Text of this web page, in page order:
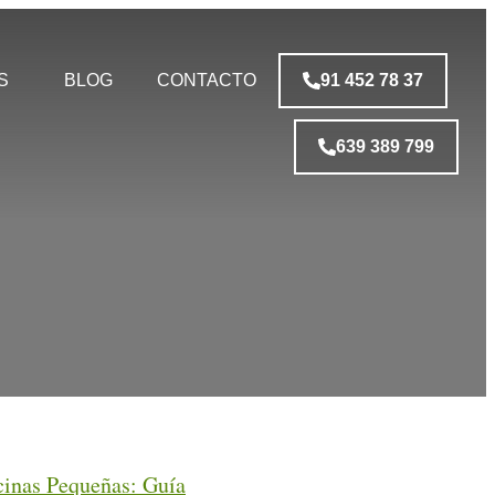
BLOG CONTACTO 91 452 78 37
639 389 799
Pequeñas: Guía